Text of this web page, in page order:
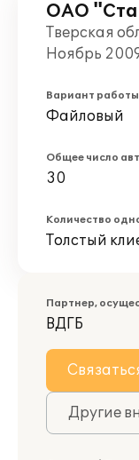
ОАО
Тверская
Ноябрь
Вариант работы
Файловый
Общее число
30
Количество
Толстый
Партнер,
ВДГБ
Другие